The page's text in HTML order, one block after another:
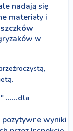
nadają się
materiały i
w
......dla
wyniki